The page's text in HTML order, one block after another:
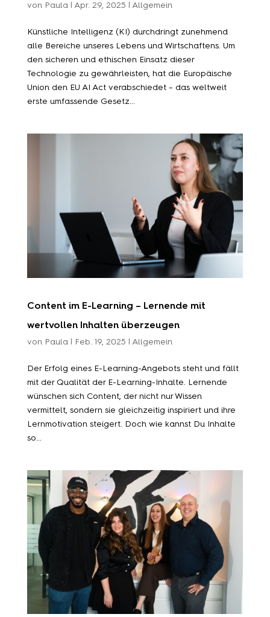
von Paula| Apr. 29, 2025 | Allgemein
Künstliche Intelligenz (KI) durchdringt zunehmend
alle Bereiche unseres Lebens und Wirtschaftens. Um
den sicheren und ethischen Einsatz dieser
Technologie zu gewährleisten, hat die Europäische
Union den EU AI Act verabschiedet – das weltweit
erste umfassende Gesetz...
Content im E-Learning – Lernende mit
wertvollen Inhalten überzeugen
von Paula| Feb. 19, 2025 | Allgemein
Der Erfolg eines E-Learning-Angebots steht und fällt
mit der Qualität der E-Learning-Inhalte. Lernende
wünschen sich Content, der nicht nur Wissen
vermittelt, sondern sie gleichzeitig inspiriert und ihre
Lernmotivation steigert. Doch wie kannst Du Inhalte
so...